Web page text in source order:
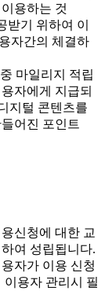
용하는 것
기 위하여 이
자간의 체결하
마일리지 적립
자에게 지급되
지털 콘텐츠를
어진 포인트
신청에 대한 교
여 성립됩니다.
자가 이용 신청
용자 관리시 필